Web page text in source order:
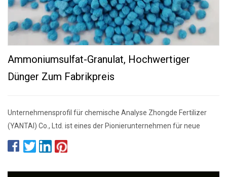
Ammoniumsulfat-Granulat, Hochwertiger
Dünger Zum Fabrikpreis
Unternehmensprofil für chemische Analyse Zhongde Fertilizer
(YANTAI) Co., Ltd. ist eines der Pionierunternehmen für neue